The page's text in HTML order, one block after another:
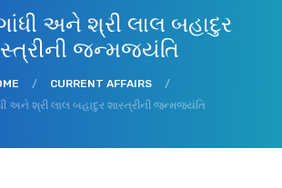
અને શ્રી લાલ બહાદુર
જન્મજયંતિ
/ CURRENT AFFAIRS
/
અને શ્રી લાલ બહાદુર શાસ્ત્રીની જન્મજયંતિ